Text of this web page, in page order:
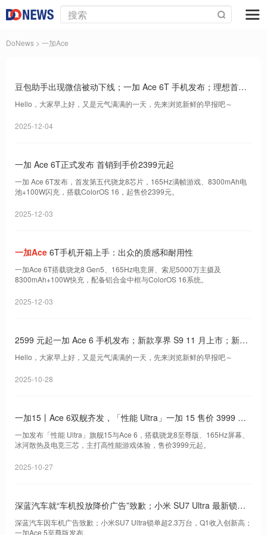
DoNews > 一加Ace
豆包助手出现微信被动下线；一加 Ace 6T 手机发布；理想首款
AI 眼镜 Livis 发布｜Do早报
Hello，大家早上好，又是元气满满的一天，先来浏览新鲜的早报吧～
2025-12-04
一加 Ace 6T正式发布 首销到手价2399元起
一加 Ace 6T发布，首发第五代骁龙8芯片，165Hz满帧游戏、8300mAh电
池+100W闪充，搭载ColorOS 16，起售价2399元。
2025-12-03
一加Ace 6T手机开箱上手：出众的质感和耐用性
一加Ace 6T搭载骁龙8 Gen5、165Hz电竞屏、索尼5000万主摄及
8300mAh+100W快充，配备铝合金中框与ColorOS 16系统。
2025-12-03
2599 元起一加 Ace 6 手机发布；新款享界 S9 11 月上市；新款
享界 S9 11 月上市｜Do早报
Hello，大家早上好，又是元气满满的一天，先来浏览新鲜的早报吧～
2025-10-28
一加15丨Ace 6双舰齐发，「性能 Ultra」一加 15 售价 3999 元
一加发布「性能 Ultra」旗舰15与Ace 6，搭载骁龙8至尊版、165Hz屏幕、
冰河散热及电竞三芯，主打高性能游戏体验，售价3999元起。
2025-10-27
深蓝汽车就“车机投放降价广告”致歉；小米 SU7 Ultra 最新锁单
数超 2.3 万台；一加 Ace 5 至尊版手机发布｜Do早报
深蓝汽车因车机广告致歉；小米SU7 Ultra锁单超2.3万台，Q1收入创新高；
一加Ace 5至尊版发布。